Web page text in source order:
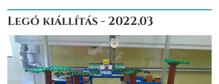
Legó kiállítás - 2022.03